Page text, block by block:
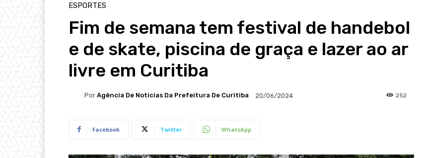
ESPORTES
Fim de semana tem festival de handebol
e de skate, piscina de graça e lazer ao ar
livre em Curitiba
Por Agência De Noticias Da Prefeitura De Curitiba 20/06/2024 252
Facebook Twitter WhatsApp